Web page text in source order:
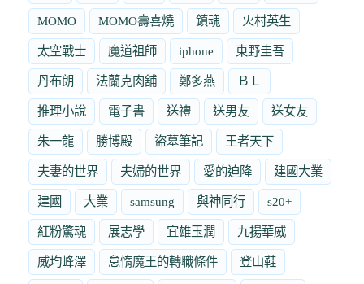
MOMO MOMO壽喜燒 鎮魂 火村英生
太空戰士 魔道祖師 iphone 東野圭吾
丹布朗 法蘭克肉舖 鄭多燕 ＢＬ
推理小說 電子書 送禮 送男友 送女友
朱一龍 勝博殿 盜墓筆記 王者天下
夫妻的世界 夫婦的世界 愛的迫降 建國大業
建國 大業 samsung 與神同行 s20+
紅粉驚魂 展志學 宜雄玉潤 九揚華威
威均峰澤 怠惰魔王的轉職條件 登山鞋